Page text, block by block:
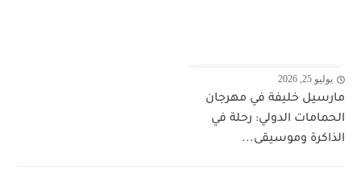
يوليو 25, 2026
مارسيل خليفة في مهرجان
الحمامات الدولي: رحلة في
الذاكرة وموسيقى...